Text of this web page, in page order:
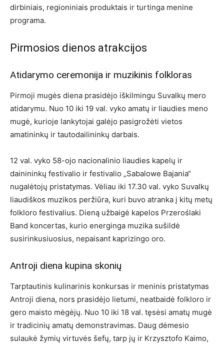
dirbiniais, regioniniais produktais ir turtinga menine
programa.
Pirmosios dienos atrakcijos
Atidarymo ceremonija ir muzikinis folkloras
Pirmoji mugės diena prasidėjo iškilmingu Suvalkų mero
atidarymu. Nuo 10 iki 19 val. vyko amatų ir liaudies meno
mugė, kurioje lankytojai galėjo pasigrožėti vietos
amatininkų ir tautodailininkų darbais.
12 val. vyko 58-ojo nacionalinio liaudies kapelų ir
dainininkų festivalio ir festivalio „Sabalowe Bajania“
nugalėtojų pristatymas. Vėliau iki 17.30 val. vyko Suvalkų
liaudiškos muzikos peržiūra, kuri buvo atranka į kitų metų
folkloro festivalius. Dieną užbaigė kapelos Przeroślaki
Band koncertas, kurio energinga muzika sušildė
susirinkusiuosius, nepaisant kaprizingo oro.
Antroji diena kupina skonių
Tarptautinis kulinarinis konkursas ir meninis pristatymas
Antroji diena, nors prasidėjo lietumi, neatbaidė folkloro ir
gero maisto mėgėjų. Nuo 10 iki 18 val. tęsėsi amatų mugė
ir tradicinių amatų demonstravimas. Daug dėmesio
sulaukė žymių virtuvės šefų, tarp jų ir Krzysztofo Kaimo,